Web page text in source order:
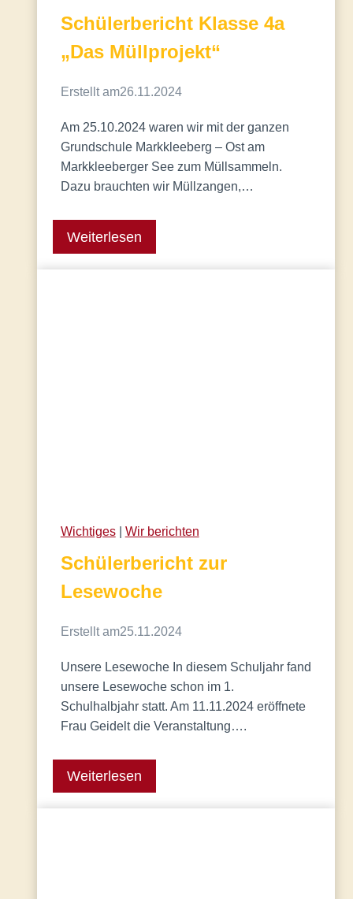
Schülerbericht Klasse 4a
„Das Müllprojekt“
Erstellt am26.11.2024
Am 25.10.2024 waren wir mit der ganzen
Grundschule Markkleeberg – Ost am
Markkleeberger See zum Müllsammeln.
Dazu brauchten wir Müllzangen,…
Weiterlesen
Wichtiges | Wir berichten
Schülerbericht zur
Lesewoche
Erstellt am25.11.2024
Unsere Lesewoche In diesem Schuljahr fand
unsere Lesewoche schon im 1.
Schulhalbjahr statt. Am 11.11.2024 eröffnete
Frau Geidelt die Veranstaltung….
Weiterlesen